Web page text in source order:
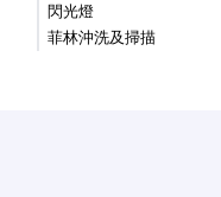
閃光燈
菲林沖洗及掃描